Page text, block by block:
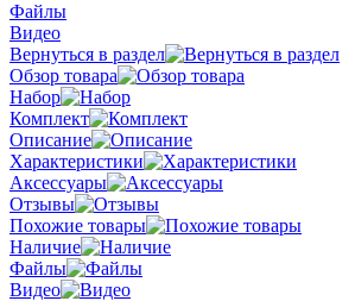
Файлы
Видео
Вернуться в раздел
Обзор товара
Набор
Комплект
Описание
Характеристики
Аксессуары
Отзывы
Похожие товары
Наличие
Файлы
Видео